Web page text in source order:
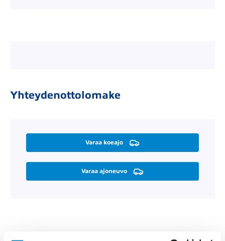
Yhteydenottolomake
Varaa koeajo
Varaa ajoneuvo
Räätälöi itsellesi sopiva rahoitus